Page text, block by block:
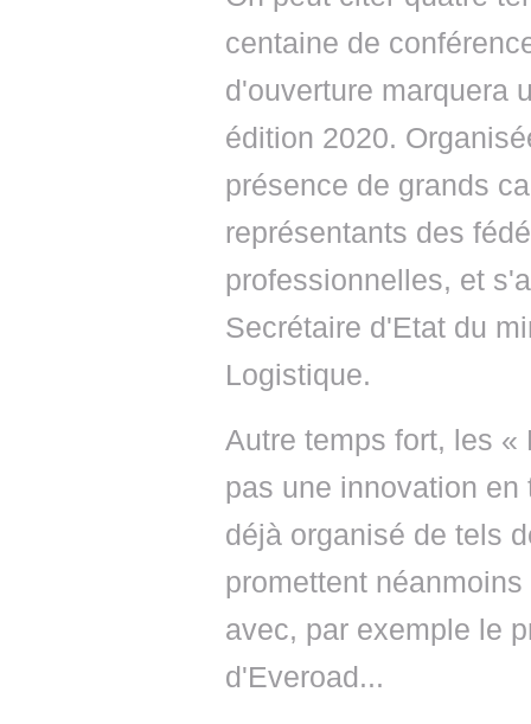
centaine de
d'ouverture marquera
édition 2020.
présence de grands
représentants des
professionnelles, et
Secrétaire d'Etat du
Logistique.
Autre temps fort, les «
pas une innovation
déjà organisé de tels
promettent
avec, par exemple le
d'Everoad...